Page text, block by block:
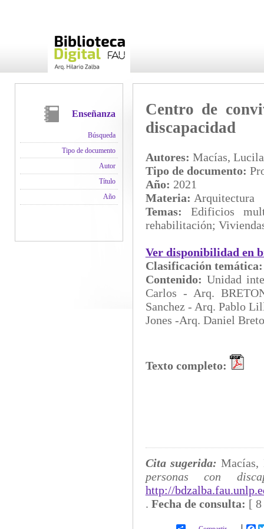
Enseñanza
Búsqueda
Tipo de documento
Autor
Título
Año
Centro de
discapacidad
Autores: Macías,
Tipo de documento:
Año: 2021
Materia: Arquitectura
Temas: Edificios
rehabilitación;
Ver disponibilidad en
Clasificación
Contenido: Unidad
Carlos - Arq.
Sanchez - Arq. Pablo
Jones -Arq. Daniel
Texto completo:
Cita sugerida:
personas con
http://
. Fecha de consulta: [ 8